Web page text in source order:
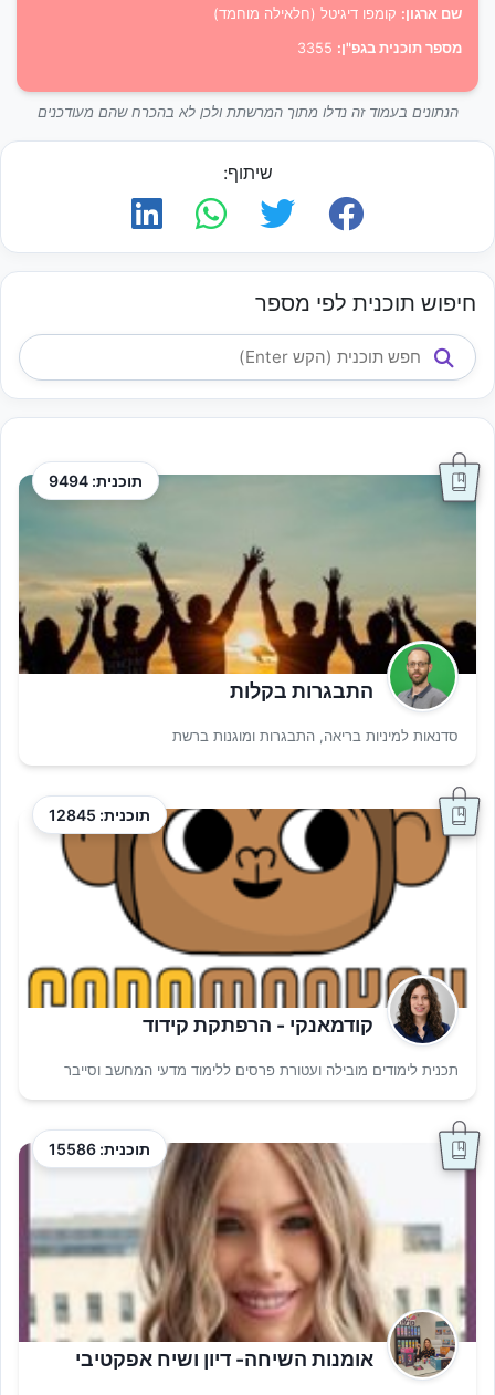
שם ארגון: קומפו דיגיטל (חלאילה מוחמד)
מספר תוכנית בגפ"ן:
הנתונים בעמוד זה נדלו מתוך המרשתת ולכן לא בהכרח שהם מעודכנים
שיתוף:
חיפוש תוכנית לפי מספר
תוכנית: 9494
התבגרות בקלות
סדנאות למיניות בריאה, התבגרות ומוגנות ברשת
תוכנית: 12845
קודמאנקי - הרפתקת קידוד
תכנית לימודים מובילה ועטורת פרסים ללימוד מדעי המחשב וסייבר
תוכנית: 15586
אומנות השיחה- דיון ושיח אפקטיבי